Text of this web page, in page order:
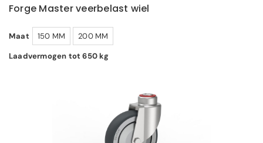
Forge Master veerbelast wiel
Maat 150 MM
200 MM
Laadvermogen tot 650 kg